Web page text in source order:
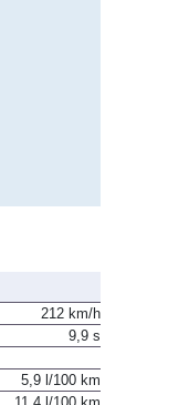
212 km/h
5,9 l/100 km